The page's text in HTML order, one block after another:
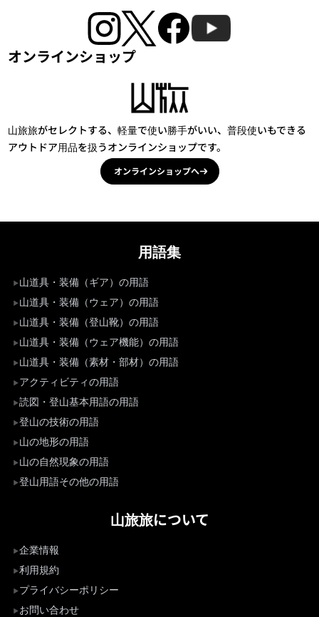
オンラインショップ
山旅旅がセレクトする、軽量で使い勝手がいい、普段使いもできる
アウトドア用品を扱うオンラインショップです。
オンラインショップへ
用語集
山道具・装備（ギア）の用語
山道具・装備（ウェア）の用語
山道具・装備（登山靴）の用語
山道具・装備（ウェア機能）の用語
山道具・装備（素材・部材）の用語
アクティビティの用語
読図・登山基本用語の用語
登山の技術の用語
山の地形の用語
山の自然現象の用語
登山用語その他の用語
山旅旅について
企業情報
利用規約
プライバシーポリシー
お問い合わせ